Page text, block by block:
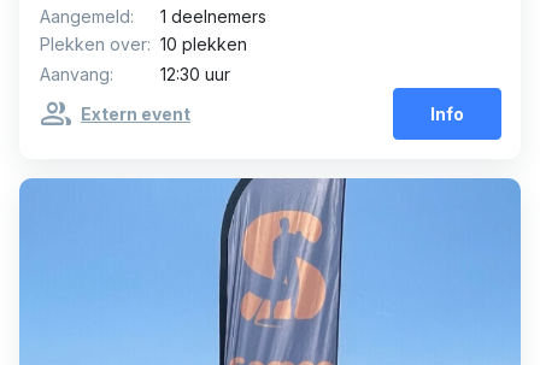
Aangemeld:
1 deelnemers
Plekken over: 10 plekken
Aanvang:
12:30 uur
group Extern event Info